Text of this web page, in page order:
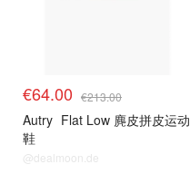
€64.00 €213.00
Autry Flat Low 麂皮拼皮运动
鞋
@dealmoon.de